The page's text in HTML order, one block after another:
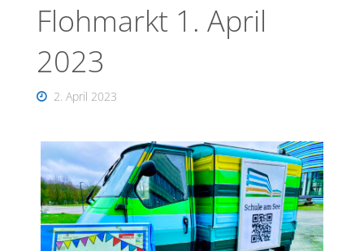
Flohmarkt 1. April
2023
2. April 2023